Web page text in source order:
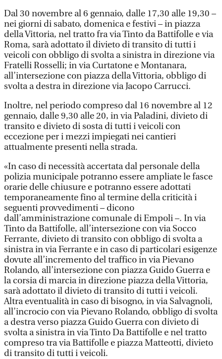
Dal 30 novembre al 6 gennaio, dalle 17,30 alle 19,30 –
nei giorni di sabato, domenica e festivi – in piazza
della Vittoria, nel tratto fra via Tinto da Battifolle e via
Roma, sarà adottato il divieto di transito di tutti i
veicoli con obbligo di svolta a sinistra in direzione via
Fratelli Rosselli; in via Curtatone e Montanara,
all’intersezione con piazza della Vittoria, obbligo di
svolta a destra in direzione via Jacopo Carrucci.
Inoltre, nel periodo compreso dal 16 novembre al 12
gennaio, dalle 9,30 alle 20, in via Paladini, divieto di
transito e divieto di sosta di tutti i veicoli con
eccezione per i mezzi impiegati nei cantieri
attualmente presenti nella strada.
«In caso di necessità accertata dal personale della
polizia municipale potranno essere ampliate le fasce
orarie delle chiusure e potranno essere adottati
temporaneamente fino al termine della criticità i
seguenti provvedimenti – dicono
dall’amministrazione comunale di Empoli –. In via
Tinto da Battifolle, all’intersezione con via Socco
Ferrante, divieto di transito con obbligo di svolta a
sinistra in via Ferrante e in caso di particolari esigenze
dovute all’incremento del traffico in via Pievano
Rolando, all’intersezione con piazza Guido Guerra e
la corsia di marcia in direzione piazza della Vittoria,
sarà adottato il divieto di transito di tutti i veicoli.
Altra eventualità in caso di bisogno, in via Salvagnoli,
all’incrocio con via Pievano Rolando, obbligo di svolta
a destra verso piazza Guido Guerra con divieto di
svolta a sinistra in via Tinto Da Battifolle e nel tratto
compreso tra via Battifolle e piazza Matteotti, divieto
di transito di tutti i veicoli.